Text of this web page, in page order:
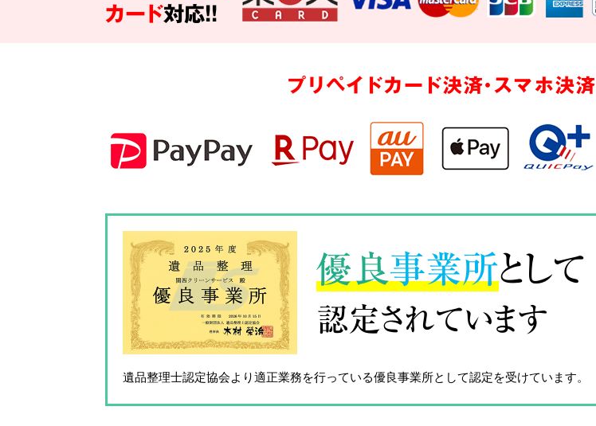
カード対応!!
プリペイドカード決済・スマホ決済
優良事業所として
認定されています
遺品整理士認定協会より適正業務を行っている優良事業所として認定を受けています。